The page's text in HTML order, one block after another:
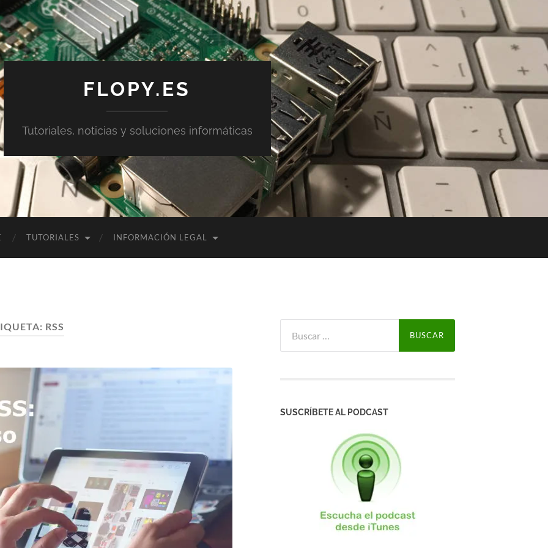
FLOPY.ES
Tutoriales, noticias y soluciones informáticas
TUTORIALES INFORMACIÓN LEGAL
RSS
SUSCRÍBETE AL PODCAST